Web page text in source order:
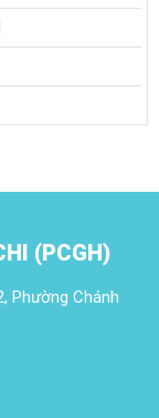
(PCGH)
Phường Chánh